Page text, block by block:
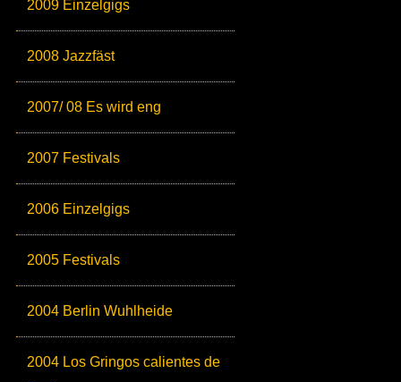
2009 Einzelgigs
2008 Jazzfäst
2007/ 08 Es wird eng
2007 Festivals
2006 Einzelgigs
2005 Festivals
2004 Berlin Wuhlheide
2004 Los Gringos calientes de